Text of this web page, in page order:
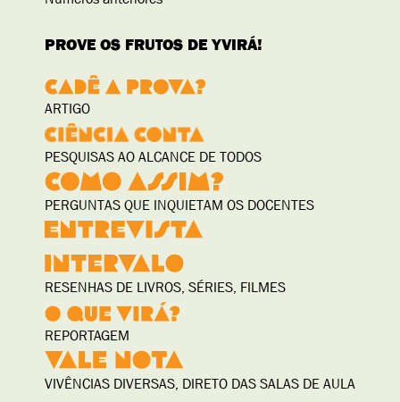
PROVE OS FRUTOS DE YVIRÁ!
ARTIGO
PESQUISAS AO ALCANCE DE TODOS
PERGUNTAS QUE INQUIETAM OS DOCENTES
RESENHAS DE LIVROS, SÉRIES, FILMES
REPORTAGEM
VIVÊNCIAS DIVERSAS, DIRETO DAS SALAS DE AULA